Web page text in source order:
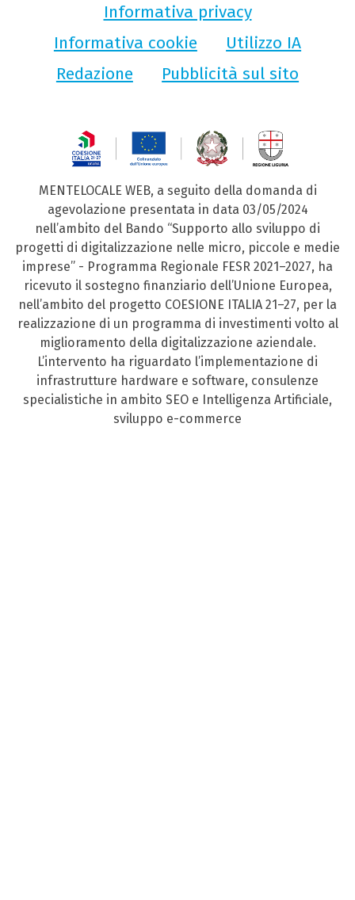
Informativa privacy
Informativa cookie
Utilizzo IA
Redazione
Pubblicità sul sito
MENTELOCALE WEB, a seguito della domanda di
agevolazione presentata in data 03/05/2024
nell’ambito del Bando “Supporto allo sviluppo di
progetti di digitalizzazione nelle micro, piccole e medie
imprese” - Programma Regionale FESR 2021–2027, ha
ricevuto il sostegno finanziario dell’Unione Europea,
nell’ambito del progetto COESIONE ITALIA 21–27, per la
realizzazione di un programma di investimenti volto al
miglioramento della digitalizzazione aziendale.
L’intervento ha riguardato l’implementazione di
infrastrutture hardware e software, consulenze
specialistiche in ambito SEO e Intelligenza Artificiale,
sviluppo e-commerce